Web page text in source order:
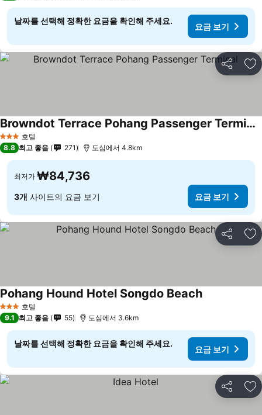
날짜를 선택해 정확한 요금을 확인해 주세요.
요금 보기
공유 즐
3 성급 호텔
Browndot Terrace Pohang Passenger Terminal
8.8 최고 좋음 271 도심에서 4.8km
최저가 ₩84,736
3개 사이트의 요금 보기 요금 보기
공유 즐
3 성급 호텔
Pohang Hound Hotel Songdo Beach
9.1 최고 좋음 55 도심에서 3.6km
날짜를 선택해 정확한 요금을 확인해 주세요.
요금 보기
공유 즐